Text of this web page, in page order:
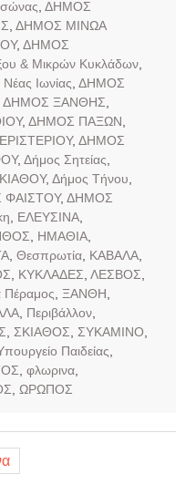
ΔΗΜΟΣ
ΔΗΜΟΣ ΜΙΝΩΑ
, ΔΗΜΟΣ
& Μικρών Κυκλάδων,
Ιωνίας ΔΗΜΟΣ
ΔΗΜΟΣ ΞΑΝΘΗΣ
, ΔΗΜΟΣ ΠΑΞΩΝ
, ΔΗΜΟΣ
, Δήμος Σητείας
, Δήμος Τήνου
, ΔΗΜΟΣ
ΕΛΕΥΣΙΝΑ,
ΗΜΑΘΙΑ,
, Θεσπρωτία, ΚΑΒΑΛΑ,
ΚΥΚΛΑΔΕΣ ΛΕΣΒΟΣ
Πέραμος ΞΑΝΘΗ
, Περιβάλλον,
ΣΚΙΑΘΟΣ ΣΥΚΑΜΙΝΟ
Παιδείας
φλωρινα,
ΩΡΩΠΟΣ